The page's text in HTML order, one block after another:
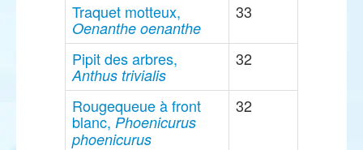
Traquet motteux,
Oenanthe oenanthe
33
Pipit des arbres,
Anthus trivialis
32
Rougequeue à front
blanc, Phoenicurus
phoenicurus
32